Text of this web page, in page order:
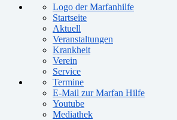
Logo der Marfanhilfe
Startseite
Aktuell
Veranstaltungen
Krankheit
Verein
Service
Termine
E-Mail zur Marfan Hilfe
Youtube
Mediathek